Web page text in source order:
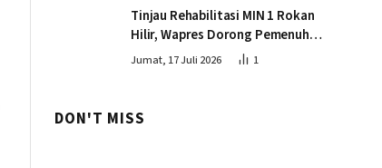
Tinjau Rehabilitasi MIN 1 Rokan
Hilir, Wapres Dorong Pemenuhan
Sarana Prasarana Pendidikan
Jumat, 17 Juli 2026 1
DON'T MISS